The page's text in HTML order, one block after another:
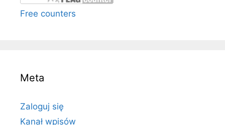
Free counters
Meta
Zaloguj się
Kanał wpisów